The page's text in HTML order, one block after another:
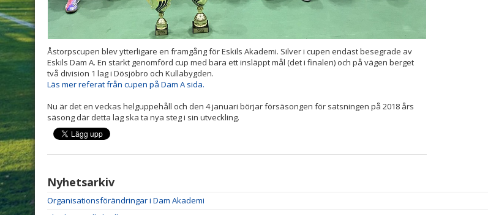
Åstorpscupen blev ytterligare en framgång för Eskils Akademi. Silver i cupen endast besegrade av
Eskils Dam A. En starkt genomförd cup med bara ett insläppt mål (det i finalen) och på vägen berget
två division 1 lag i Dösjöbro och Kullabygden.
Läs mer referat från cupen på Dam A sida.
Nu är det en veckas helguppehåll och den 4 januari börjar försäsongen för satsningen på 2018 års
säsong där detta lag ska ta nya steg i sin utveckling.
Nyhetsarkiv
Organisationsförändringar i Dam Akademi